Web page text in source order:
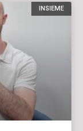
INSIEME